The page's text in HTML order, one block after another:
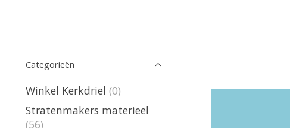
Categorieën
Winkel Kerkdriel (0)
Stratenmakers materieel
(56)